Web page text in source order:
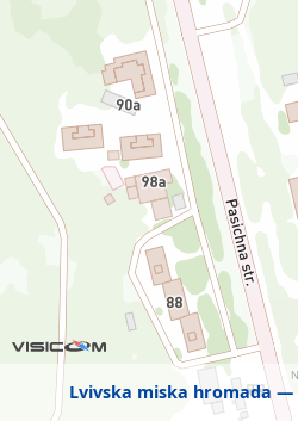
Lvivska miska hromada